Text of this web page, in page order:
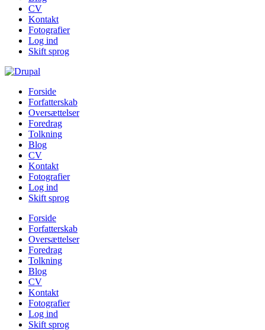
CV
Kontakt
Fotografier
Log ind
Skift sprog
Forside
Forfatterskab
Oversættelser
Foredrag
Tolkning
Blog
CV
Kontakt
Fotografier
Log ind
Skift sprog
Forside
Forfatterskab
Oversættelser
Foredrag
Tolkning
Blog
CV
Kontakt
Fotografier
Log ind
Skift sprog